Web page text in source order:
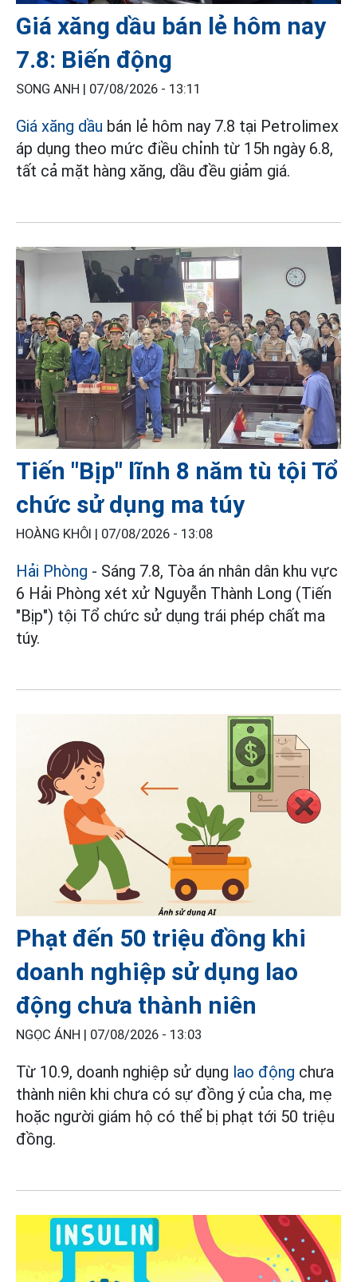
Giá xăng dầu bán lẻ hôm nay
7.8: Biến động
SONG ANH | 07/08/2026 - 13:11
Giá xăng dầu bán lẻ hôm nay 7.8 tại Petrolimex
áp dụng theo mức điều chỉnh từ 15h ngày 6.8,
tất cả mặt hàng xăng, dầu đều giảm giá.
Tiến "Bịp" lĩnh 8 năm tù tội Tổ
chức sử dụng ma túy
HOÀNG KHÔI | 07/08/2026 - 13:08
Hải Phòng - Sáng 7.8, Tòa án nhân dân khu vực
6 Hải Phòng xét xử Nguyễn Thành Long (Tiến
"Bịp") tội Tổ chức sử dụng trái phép chất ma
túy.
Phạt đến 50 triệu đồng khi
doanh nghiệp sử dụng lao
động chưa thành niên
NGỌC ÁNH | 07/08/2026 - 13:03
Từ 10.9, doanh nghiệp sử dụng lao động chưa
thành niên khi chưa có sự đồng ý của cha, mẹ
hoặc người giám hộ có thể bị phạt tới 50 triệu
đồng.